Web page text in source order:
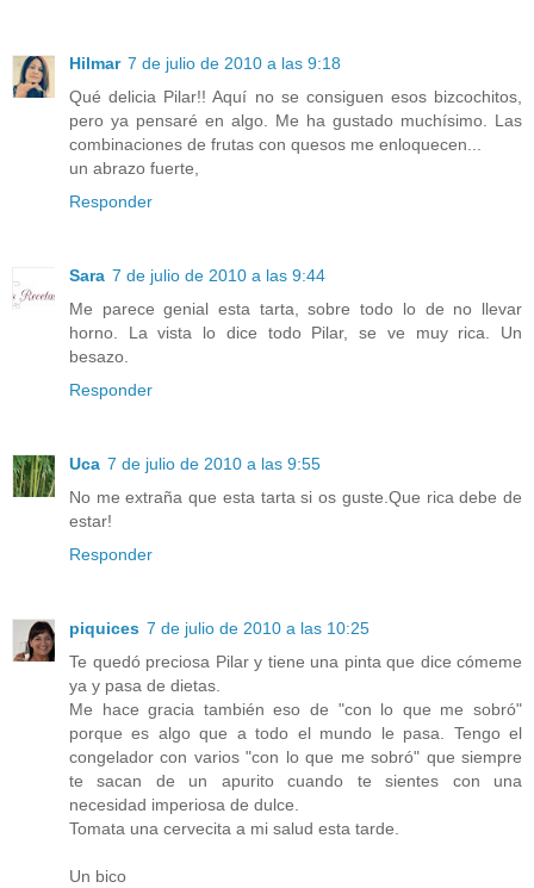
Hilmar 7 de julio de 2010 a las 9:18
Qué delicia Pilar!! Aquí no se consiguen esos bizcochitos,
pero ya pensaré en algo. Me ha gustado muchísimo. Las
combinaciones de frutas con quesos me enloquecen...
un abrazo fuerte,
Responder
Sara 7 de julio de 2010 a las 9:44
Me parece genial esta tarta, sobre todo lo de no llevar
horno. La vista lo dice todo Pilar, se ve muy rica. Un
besazo.
Responder
Uca 7 de julio de 2010 a las 9:55
No me extraña que esta tarta si os guste.Que rica debe de
estar!
Responder
piquices 7 de julio de 2010 a las 10:25
Te quedó preciosa Pilar y tiene una pinta que dice cómeme
ya y pasa de dietas.
Me hace gracia también eso de "con lo que me sobró"
porque es algo que a todo el mundo le pasa. Tengo el
congelador con varios "con lo que me sobró" que siempre
te sacan de un apurito cuando te sientes con una
necesidad imperiosa de dulce.
Tomata una cervecita a mi salud esta tarde.
Un bico